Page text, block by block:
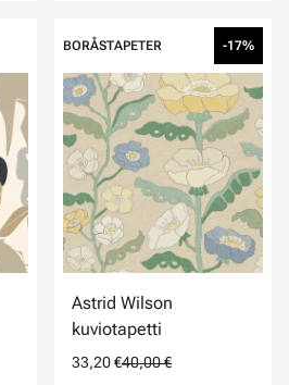
BORÅSTAPETER -17%
Astrid Wilson
kuviotapetti
33,20 €40,00 €